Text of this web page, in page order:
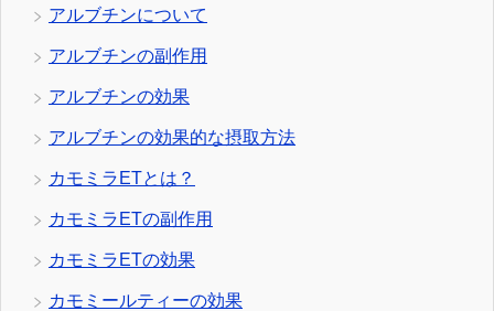
アルブチンについて
アルブチンの副作用
アルブチンの効果
アルブチンの効果的な摂取方法
カモミラETとは？
カモミラETの副作用
カモミラETの効果
カモミールティーの効果